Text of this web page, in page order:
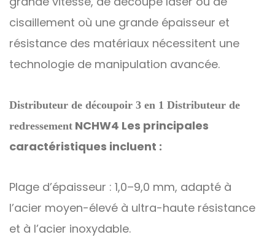
cisaillement où une grande épaisseur et
résistance des matériaux nécessitent une
technologie de manipulation avancée.
Distributeur de découpoir 3 en 1 Distributeur de
redressement NCHW4 Les principales
caractéristiques incluent :
Plage d’épaisseur : 1,0–9,0 mm, adapté à
l’acier moyen-élevé à ultra-haute résistance
et à l’acier inoxydable.